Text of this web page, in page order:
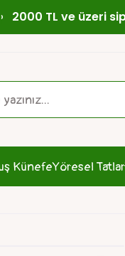
2000 TL ve üzeri
KünefeYöresel Tatlar